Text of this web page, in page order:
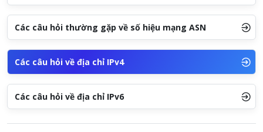
Các câu hỏi thường gặp về số hiệu mạng ASN
Các câu hỏi về địa chỉ IPv4
Các câu hỏi về địa chỉ IPv6